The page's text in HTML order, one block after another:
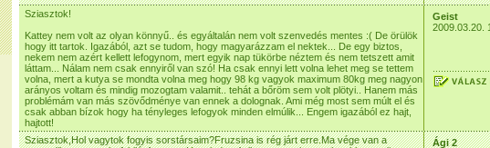
Sziasztok!
Kattey nem volt az olyan könnyű.. és egyáltalán nem volt szenvedés mentes :( De örülök
hogy itt tartok. Igazából, azt se tudom, hogy magyarázzam el nektek... De egy biztos,
nekem nem azért kellett lefogynom, mert egyik nap tükörbe néztem és nem tetszett amit
láttam... Nálam nem csak ennyiről van szó! Ha csak ennyi lett volna lehet meg se tettem
volna, mert a kutya se mondta volna meg hogy 98 kg vagyok maximum 80kg meg nagyon
arányos voltam és mindig mozogtam valamit.. tehát a bőröm sem volt plötyi.. Hanem más
problémám van más szövődménye van ennek a dolognak. Ami még most sem múlt el és
csak abban bízok hogy ha tényleges lefogyok minden elmúlik... Engem igazából ez hajt,
hajtott!
Geist
2009.03.20.
Sziasztok,Hol vagytok fogyis sorstársaim?Fruzsina is rég járt erre.Ma vége van a
Ági 2